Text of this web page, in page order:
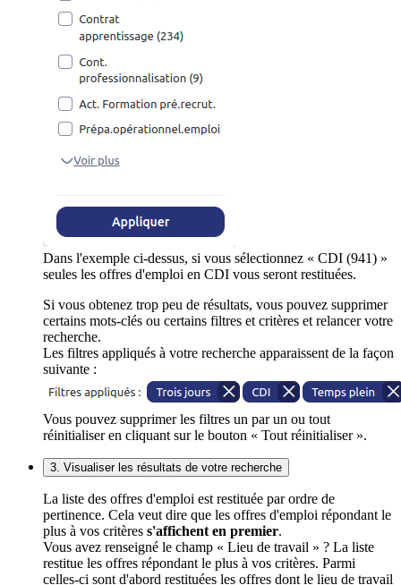
Dans l'exemple ci-dessus, si vous sélectionnez « CDI (941) »
seules les offres d'emploi en CDI vous seront restituées.
Si vous obtenez trop peu de résultats, vous pouvez supprimer
certains mots-clés ou certains filtres et critères et relancer votre
recherche.
Les filtres appliqués à votre recherche apparaissent de la façon
suivante :
Vous pouvez supprimer les filtres un par un ou tout
réinitialiser en cliquant sur le bouton « Tout réinitialiser ».
3. Visualiser les résultats de votre recherche
La liste des offres d'emploi est restituée par ordre de
pertinence. Cela veut dire que les offres d'emploi répondant le
plus à vos critères s'affichent en premier.
Vous avez renseigné le champ « Lieu de travail » ? La liste
restitue les offres répondant le plus à vos critères. Parmi
celles-ci sont d'abord restituées les offres dont le lieu de travail